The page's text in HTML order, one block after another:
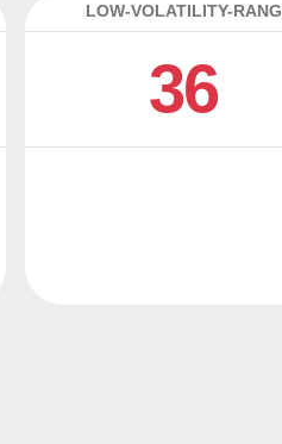
LOW-VOLATILITY-RANG
36